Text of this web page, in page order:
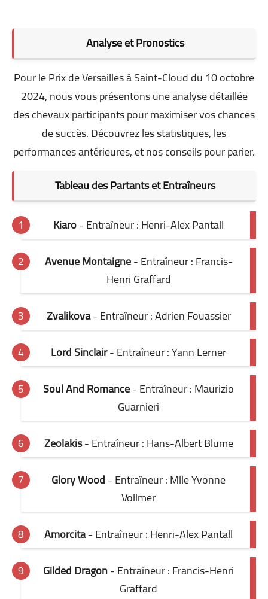
Analyse et Pronostics
Pour le Prix de Versailles à Saint-Cloud du 10 octobre
2024, nous vous présentons une analyse détaillée
des chevaux participants pour maximiser vos chances
de succès. Découvrez les statistiques, les
performances antérieures, et nos conseils pour parier.
Tableau des Partants et Entraîneurs
Kiaro- Entraîneur : Henri-Alex Pantall
Avenue Montaigne- Entraîneur : Francis-
Henri Graffard
Zvalikova- Entraîneur : Adrien Fouassier
Lord Sinclair- Entraîneur : Yann Lerner
Soul And Romance- Entraîneur : Maurizio
Guarnieri
Zeolakis- Entraîneur : Hans-Albert Blume
Glory Wood- Entraîneur : Mlle Yvonne
Vollmer
Amorcita- Entraîneur : Henri-Alex Pantall
Gilded Dragon- Entraîneur : Francis-Henri
Graffard